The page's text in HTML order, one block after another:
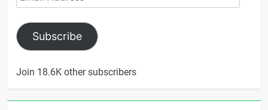
Address
Subscribe
Join 18.6K other subscribers